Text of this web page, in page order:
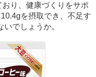
おり、健康づくりをサポ
10.4gを摂取でき、不足す
でしょうか。